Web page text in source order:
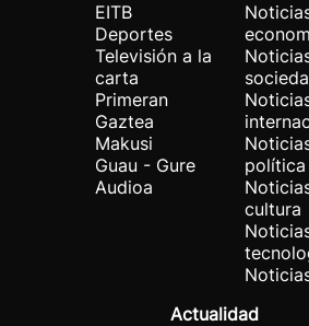
EITB
Deportes
Televisión a la
carta
Primeran
Gaztea
Makusi
Guau - Gure
Audioa
política
cultura
Actualidad